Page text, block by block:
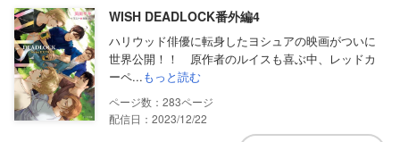
WISH DEADLOCK番外編4
ハリウッド俳優に転身したヨシュアの映画がついに
世界公開！！ 原作者のルイスも喜ぶ中、レッドカ
ーペ...もっと読む
283
配信日：2023/12/22